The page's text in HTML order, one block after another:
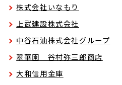
株式会社いなもり
上武建設株式会社
中谷石油株式会社グループ
翠華園 谷村弥三郎商店
大和信用金庫